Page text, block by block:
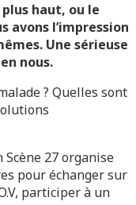
haut, ou le
avons l’impression
Une sérieuse
nous.
? Quelles sont
Scène 27 organise
pour échanger sur
participer à un